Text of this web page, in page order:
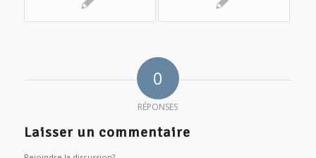
0
RÉPONSES
Laisser un commentaire